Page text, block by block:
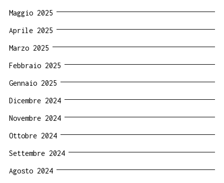
Maggio 2025
Aprile 2025
Marzo 2025
Febbraio 2025
Gennaio 2025
Dicembre 2024
Novembre 2024
Ottobre 2024
Settembre 2024
Agosto 2024